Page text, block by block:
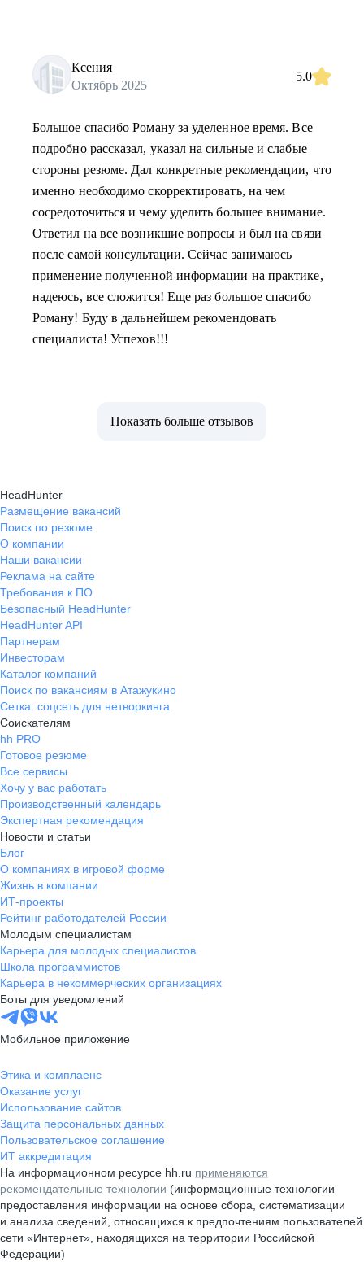
Ксения
Октябрь 2025
5.0
Большое спасибо Роману за уделенное время. Все
подробно рассказал, указал на сильные и слабые
стороны резюме. Дал конкретные рекомендации, что
именно необходимо скорректировать, на чем
сосредоточиться и чему уделить большее внимание.
Ответил на все возникшие вопросы и был на связи
после самой консультации. Сейчас занимаюсь
применение полученной информации на практике,
надеюсь, все сложится! Еще раз большое спасибо
Роману! Буду в дальнейшем рекомендовать
специалиста! Успехов!!!
Показать больше отзывов
HeadHunter
Размещение вакансий
Поиск по резюме
О компании
Наши вакансии
Реклама на сайте
Требования к ПО
Безопасный HeadHunter
HeadHunter API
Партнерам
Инвесторам
Каталог компаний
Поиск по вакансиям в Атажукино
Сетка: соцсеть для нетворкинга
Соискателям
hh PRO
Готовое резюме
Все сервисы
Хочу у вас работать
Производственный календарь
Экспертная рекомендация
Новости и статьи
Блог
О компаниях в игровой форме
Жизнь в компании
ИТ-проекты
Рейтинг работодателей России
Молодым специалистам
Карьера для молодых специалистов
Школа программистов
Карьера в некоммерческих организациях
Боты для уведомлений
Мобильное приложение
Этика и комплаенс
Оказание услуг
Использование сайтов
Защита персональных данных
Пользовательское соглашение
ИТ аккредитация
На информационном ресурсе hh.ru применяются
рекомендательные технологии (информационные технологии
предоставления информации на основе сбора, систематизации
и анализа сведений, относящихся к предпочтениям пользователей
сети «Интернет», находящихся на территории Российской
Федерации)